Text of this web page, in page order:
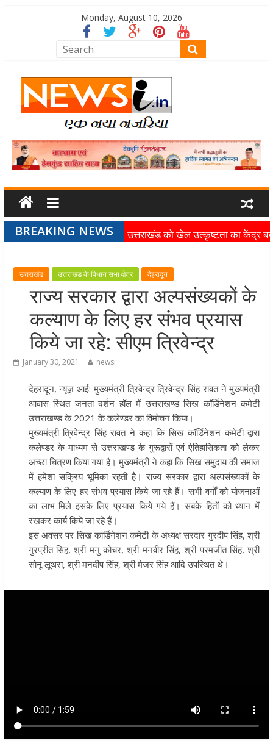
Monday, August 10, 2026
BREAKING NEWS
उत्तराखंड को खेल उत्कृष्टता का केंद्र
स्पोर्ट्स यूनिवर्सिटी परियोजना
खेल प्रतिभाओं को हरसंभव प्रोत्साहन
विश्वस्तरीय सुविधाएँ उपलब्ध कराना
की प्राथमिकता: मुख्यमंत्री धामी
राज्य के खिलाड़ियों ने अंतरराष्ट्रीय मंच
बढ़ाया उत्तराखंड का गौरव: मुख्यमंत्री
समय में पूर्ण हों: मुख्यमंत्री
खेल विजन, नई खेल नीति और लिगेसी
के अनुरूप आधुनिक खेल अवसंरचना
विकसित करने के निर्देश
उत्तराखंड उत्तराखंड के विधान सभा क्षेत्र देहरादून
राज्य सरकार द्वारा अल्पसंख्यकों के
कल्याण के लिए हर संभव प्रयास
किये जा रहे: सीएम त्रिवेन्द्र
January 30, 2021 newsi
देहरादून, न्यूज़ आई: मुख्यमंत्री त्रिवेन्द्र त्रिवेन्द्र सिंह रावत ने मुख्यमंत्री
आवास स्थित जनता दर्शन हॉल में उत्तराखण्ड सिख कॉर्डिनेशन कमेटी
उत्तराखण्ड के 2021 के कलेण्डर का विमोचन किया।
मुख्यमंत्री त्रिवेन्द्र सिंह रावत ने कहा कि सिख कॉर्डिनेशन कमेटी द्वारा
कलेण्डर के माध्यम से उत्तराखण्ड के गुरूद्वारों एवं ऐतिहासिकता को लेकर
अच्छा चित्रण किया गया है। मुख्यमंत्री ने कहा कि सिख समुदाय की समाज
में हमेशा सक्रिय भूमिका रहती है। राज्य सरकार द्वारा अल्पसंख्यकों के
कल्याण के लिए हर संभव प्रयास किये जा रहे हैं। सभी वर्गों को योजनाओं
का लाभ मिले इसके लिए प्रयास किये गये हैं। सबके हितों को ध्यान में
रखकर कार्य किये जा रहे हैं।
इस अवसर पर सिख कार्डिनेशन कमेटी के अध्यक्ष सरदार गुरदीप सिंह, श्री
गुरप्रीत सिंह, श्री मनु कोचर, श्री मनवीर सिंह, श्री परमजीत सिंह, श्री
सोनू लूथरा, श्री मनदीप सिंह, श्री मेजर सिंह आदि उपस्थित थे।